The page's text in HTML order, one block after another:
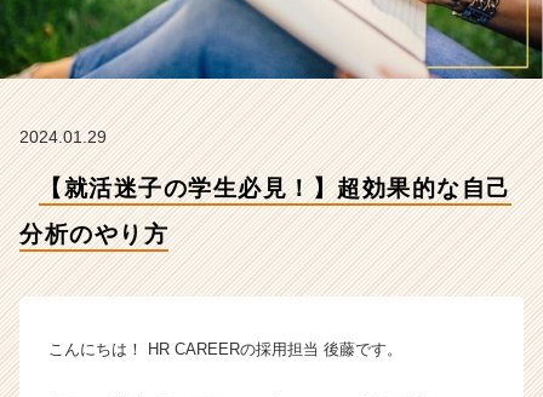
式
会
R
の
イ
2024.01.29
【就活迷子の学生必見！】超効果的な自己
分析のやり方
こんにちは！ HR CAREERの採用担当 後藤です。